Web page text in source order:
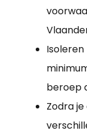
beroep
Zodra